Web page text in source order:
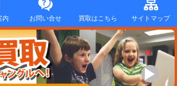
内 お問い合せ 買取はこちら サイトマップ